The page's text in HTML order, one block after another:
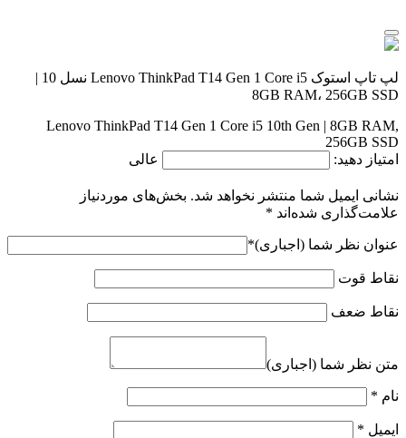
لپ تاپ استوک Lenovo ThinkPad T14 Gen 1 Core i5 نسل 10 |
8GB RAM، 256GB SSD
Lenovo ThinkPad T14 Gen 1 Core i5 10th Gen | 8GB RAM,
256GB SSD
امتیاز دهید:
عالی
نشانی ایمیل شما منتشر نخواهد شد. بخش‌های موردنیاز
علامت‌گذاری شده‌اند *
عنوان نظر شما (اجباری)*
نقاط قوت
نقاط ضعف
متن نظر شما (اجباری)
نام *
ایمیل *